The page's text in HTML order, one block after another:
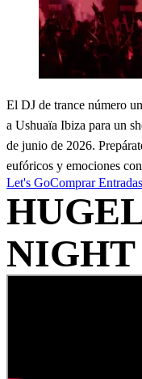
El DJ de trance número
a Ushuaïa Ibiza para un
de junio de 2026.
eufóricos y emociones
Let's GoComprar Entradas
NIGHT